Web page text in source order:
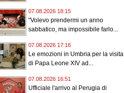
07.08.2026 18:15
"Volevo prendermi un anno
sabbatico, ma impossibile farlo...
07.08.2026 17:16
Le emozioni in Umbria per la visita
di Papa Leone XIV ad...
07.08.2026 16:51
Ufficiale l'arrivo al Perugia di